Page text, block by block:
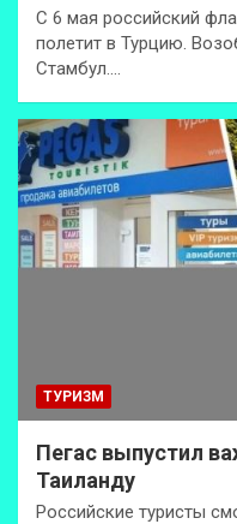
С 6 мая российский
полетит в Турцию.
Стамбул.…
ТУРИЗМ
Пегас выпустил
Таиланду
Российские туристы